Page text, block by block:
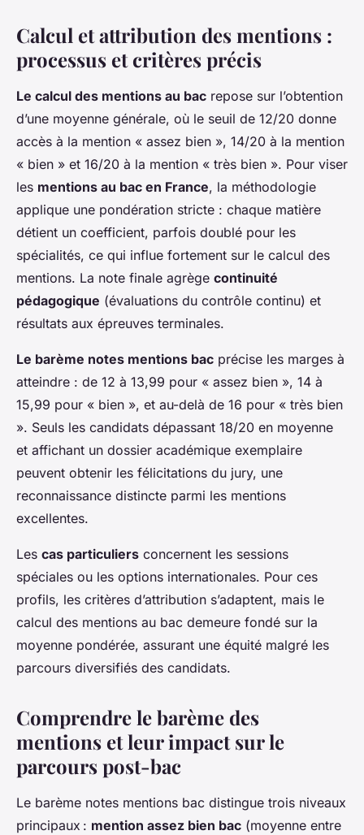
Calcul et attribution des mentions :
processus et critères précis
Le calcul des mentions au bac repose sur l’obtention
d’une moyenne générale, où le seuil de 12/20 donne
accès à la mention « assez bien », 14/20 à la mention
« bien » et 16/20 à la mention « très bien ». Pour viser
les mentions au bac en France, la méthodologie
applique une pondération stricte : chaque matière
détient un coefficient, parfois doublé pour les
spécialités, ce qui influe fortement sur le calcul des
mentions. La note finale agrège continuité
pédagogique (évaluations du contrôle continu) et
résultats aux épreuves terminales.
Le barème notes mentions bac précise les marges à
atteindre : de 12 à 13,99 pour « assez bien », 14 à
15,99 pour « bien », et au-delà de 16 pour « très bien
». Seuls les candidats dépassant 18/20 en moyenne
et affichant un dossier académique exemplaire
peuvent obtenir les félicitations du jury, une
reconnaissance distincte parmi les mentions
excellentes.
Les cas particuliers concernent les sessions
spéciales ou les options internationales. Pour ces
profils, les critères d’attribution s’adaptent, mais le
calcul des mentions au bac demeure fondé sur la
moyenne pondérée, assurant une équité malgré les
parcours diversifiés des candidats.
Comprendre le barème des
mentions et leur impact sur le
parcours post-bac
Le barème notes mentions bac distingue trois niveaux
principaux : mention assez bien bac (moyenne entre